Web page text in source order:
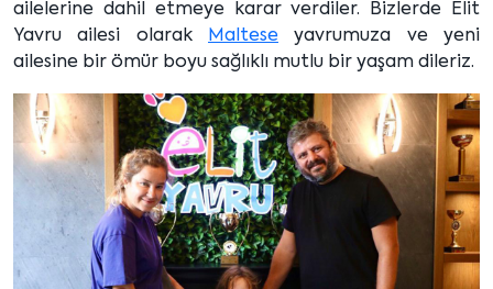
ailelerine dahil etmeye karar verdiler. Bizlerde Elit
Yavru ailesi olarak
Maltese yavrumuza ve yeni
ailesine bir ömür boyu sağlıklı mutlu bir yaşam dileriz.